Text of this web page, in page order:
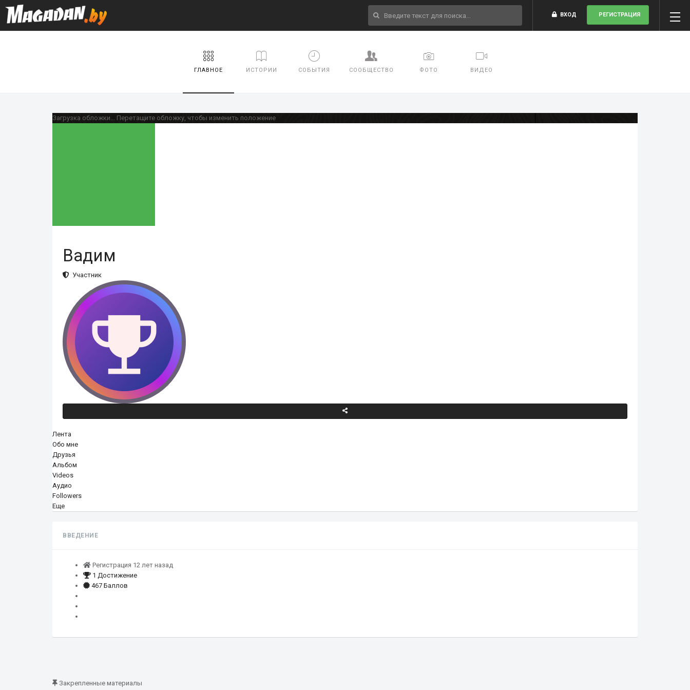
ВХОД РЕГИСТРАЦИЯ
ГЛАВНОЕ ИСТОРИИ СОБЫТИЯ СООБЩЕСТВО ФОТО ВИДЕО
Загрузка обложки... Перетащите обложку, чтобы изменить положение
Вадим
Участник
Лента
Обо мне
Друзья
Альбом
Videos
Аудио
Followers
Еще
ВВЕДЕНИЕ
Регистрация 12 лет назад
1 Достижение
467 Баллов
Закрепленные материалы